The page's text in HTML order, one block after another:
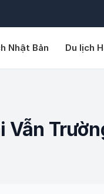
Nhật Bản Du lịch
Vẫn